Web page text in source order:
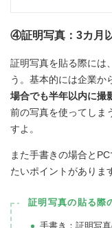
④証明写真：3カ月
証明写真を貼る際には
う。基本的には企業か
場合でも半年以内に撮
前の写真を使ってしま
すよ。
また手書きの場合と
たいポイントがありま
証明写真の貼る際
手書き：証明写